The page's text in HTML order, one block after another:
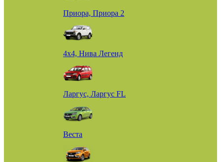
Приора, Приора 2
4х4, Нива Легенд
Ларгус, Ларгус FL
Веста